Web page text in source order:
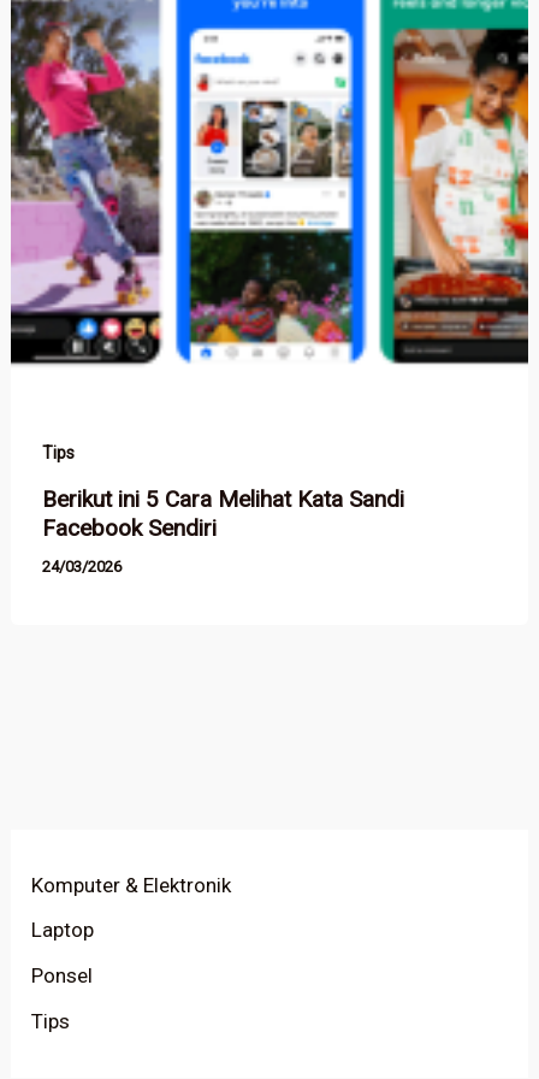
Tips
Berikut ini 5 Cara Melihat Kata Sandi
Facebook Sendiri
24/03/2026
Komputer & Elektronik
Laptop
Ponsel
Tips